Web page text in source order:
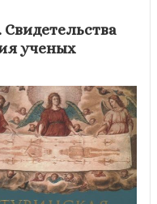
ученых